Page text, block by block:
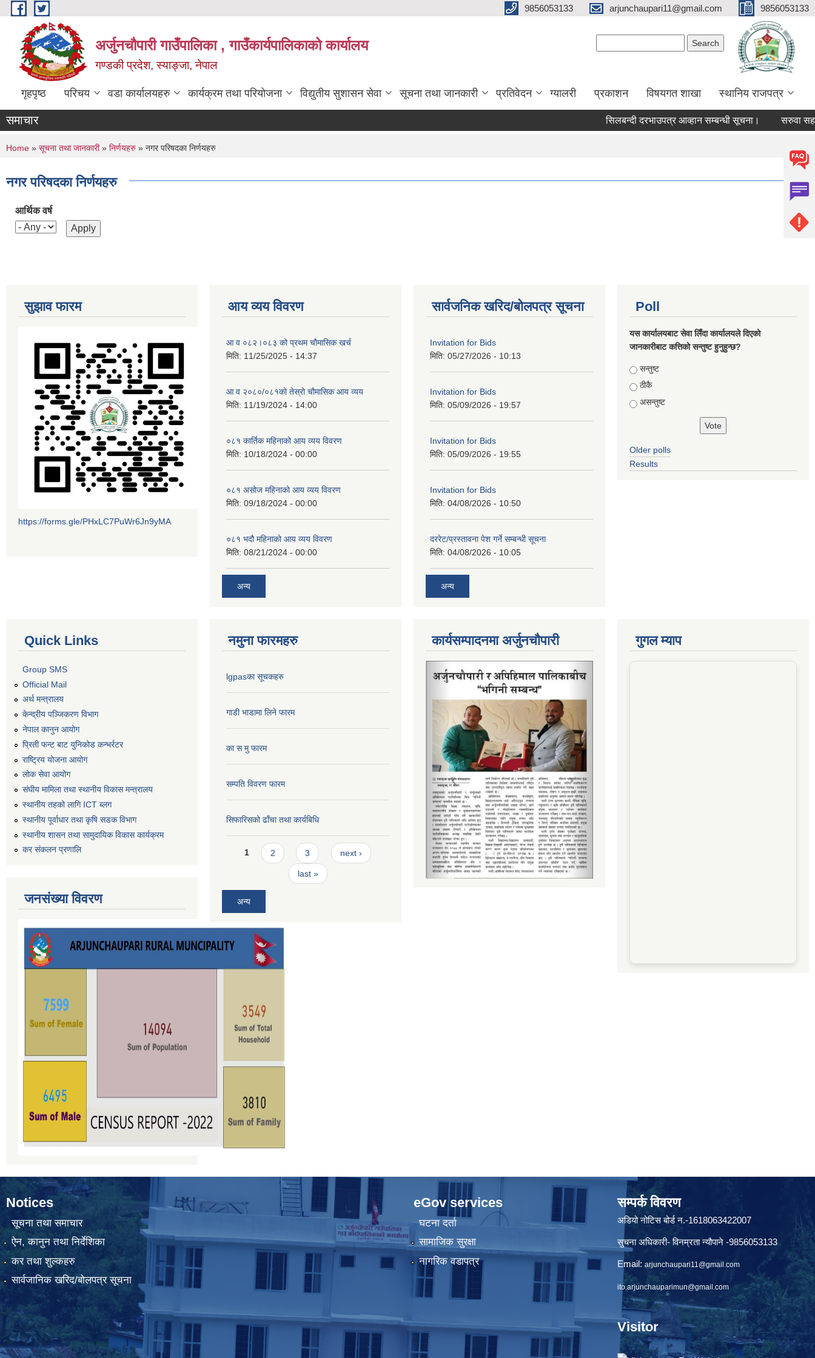
Skip to main content 9856053133 arjunchaupari11@gmail.com 9856053133
अर्जुनचौपारी गाउँपालिका , गाउँकार्यपालिकाको कार्यालय
गण्डकी प्रदेश, स्याङ्जा, नेपाल
गृहपृष्ठ परिचय वडा कार्यालयहरु कार्यक्रम तथा परियोजना विद्युतीय सुशासन सेवा सूचना तथा जानकारी प्रतिवेदन ग्यालरी प्रकाशन विषयगत शाखा स्थानिय राजपत्र
समाचार सिलबन्दी दरभाउपत्र आव्हान सम्बन्धी सूचना। सरुवा
You are here
Home » सूचना तथा जानकारी» निर्णयहरु » नगर परिषदका निर्णयहरु
नगर परिषदका निर्णयहरु
आर्थिक वर्ष
सुझाव फारम
https://forms.gle/PHxLC7PuWr6Jn9yMA
आय व्यय विवरण
आ व ०८२।०८३ को प्रथम चौमासिक खर्च
मिति: 11/25/2025 - 14:37
आ व २०८०/०८१को तेस्रो चौमासिक आय व्यय
मिति: 11/19/2024 - 14:00
०८१ कार्तिक महिनाको आय व्यय विवरण
मिति: 10/18/2024 - 00:00
०८१ असोज महिनाको आय व्यय विवरण
मिति: 09/18/2024 - 00:00
०८१ भदौ महिनाको आय व्यय विवरण
मिति: 08/21/2024 - 00:00
अन्य
सार्वजनिक खरिद/बोलपत्र सूचना
Invitation for Bids
मिति: 05/27/2026 - 10:13
Invitation for Bids
मिति: 05/09/2026 - 19:57
Invitation for Bids
मिति: 05/09/2026 - 19:55
Invitation for Bids
मिति: 04/08/2026 - 10:50
दररेट/प्रस्तावना पेश गर्ने सम्बन्धी सूचना
मिति: 04/08/2026 - 10:05
अन्य
Poll
यस कार्यालयबाट सेवा लिँदा कार्यालयले दिएको
जानकारीबाट कत्तिको सन्तुष्ट हुनुहुन्छ?
Choices
सन्तुष्ट
ठीकै
असन्तुष्ट
Older polls
Results
Quick Links
Group SMS
Official Mail
अर्थ मन्त्रालय
केन्द्रीय पञ्जिकरण विभाग
नेपाल कानुन आयोग
प्रिती फन्ट बाट युनिकोड कन्भर्रटर
राष्ट्रिय योजना आयोग
लोक सेवा आयोग
संघीय मामिला तथा स्थानीय विकास मन्त्रालय
स्थानीय तहको लागि ICT ब्लग
स्थानीय पूर्वाधार तथा कृषि सडक विभाग
स्थानीय शासन तथा सामुदायिक विकास कार्यक्रम
कर स‌ंकलन प्रणालि
जनसंख्या विवरण
नमुना फारमहरु
lgpasका सूचकहरु
गाडी भाडामा लिने फारम
का स मु फारम
सम्पति विवरण फारम
सिफारिसको ढाँचा तथा कार्यबिधि
Pages
1 2 3 next ›
last »
अन्य
कार्यसम्पादनमा अर्जुनचौपारी गुगल म्याप
Notices
सूचना तथा समाचार
ऐन, कानुन तथा निर्देशिका
कर तथा शुल्कहरु
सार्वजानिक खरिद/बोलपत्र सूचना
eGov services
घटना दर्ता
सामाजिक सुरक्षा
नागरिक वडापत्र
सम्पर्क विवरण
अडियो नोटिस बोर्ड न.-1618063422007
सुचना अधिकारी- विनम्रता न्यौपाने -9856053133
Email:arjunchaupari11@gmail.com
ito.arjunchauparimun@gmail.com
Visitor